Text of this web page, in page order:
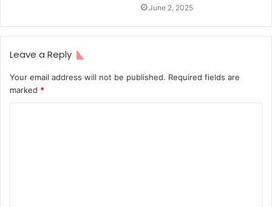
June 2, 2025
Leave a Reply
Your email address will not be published. Required fields are
marked *